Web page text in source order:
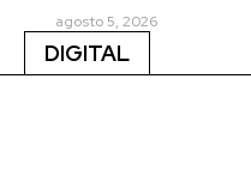
agosto 5, 2026
DIGITAL